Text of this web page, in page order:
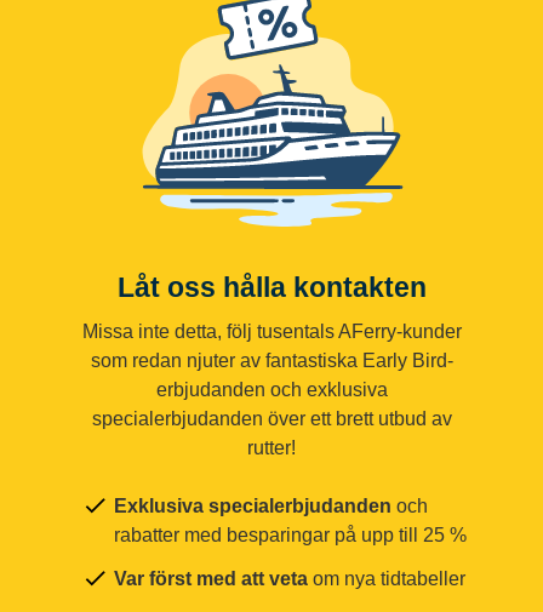
Låt oss hålla kontakten
Missa inte detta, följ tusentals AFerry-kunder
som redan njuter av fantastiska Early Bird-
erbjudanden och exklusiva
specialerbjudanden över ett brett utbud av
rutter!
Exklusiva specialerbjudanden och
rabatter med besparingar på upp till 25 %
Var först med att veta om nya tidtabeller